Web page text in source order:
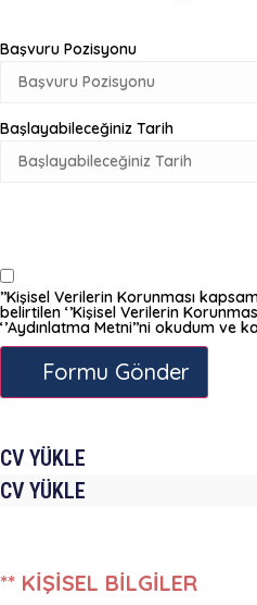
Başvuru Pozisyonu
Başlayabileceğiniz Tarih
’’Kişisel Verilerin Korunması
belirtilen ‘’Kişisel Verilerin
‘’Aydınlatma Metni’’ni okudum ve
Formu Gönder
CV YÜKLE
CV YÜKLE
** KİŞİSEL BİLGİLER